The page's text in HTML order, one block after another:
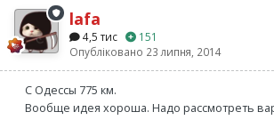
lafa
4,5 тис
151
Опубліковано 23 липня, 2014
С Одессы 775 км.
Вообще идея хороша. Надо рассмотреть